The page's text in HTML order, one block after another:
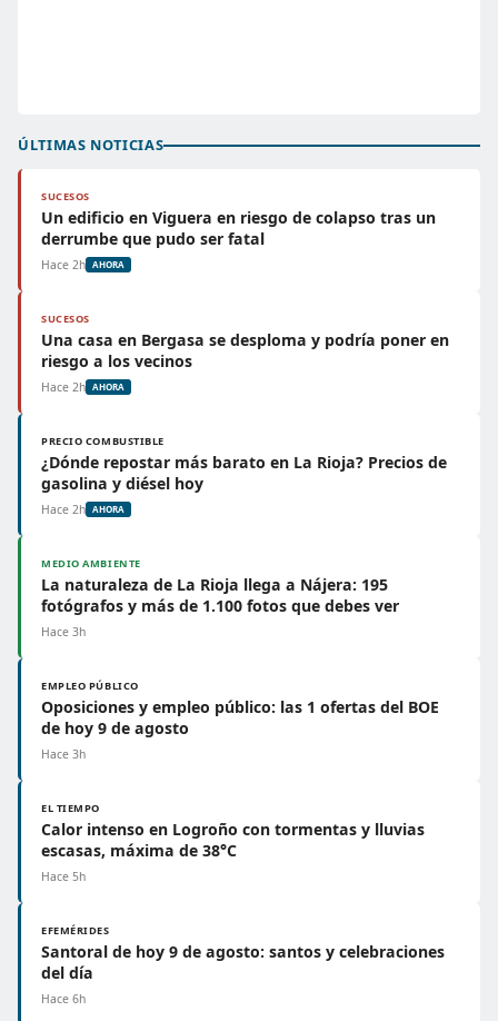
ÚLTIMAS NOTICIAS
SUCESOS
Un edificio en Viguera en riesgo de colapso tras un
derrumbe que pudo ser fatal
Hace 2h AHORA
SUCESOS
Una casa en Bergasa se desploma y podría poner en
riesgo a los vecinos
Hace 2h AHORA
PRECIO COMBUSTIBLE
¿Dónde repostar más barato en La Rioja? Precios de
gasolina y diésel hoy
Hace 2h AHORA
MEDIO AMBIENTE
La naturaleza de La Rioja llega a Nájera: 195
fotógrafos y más de 1.100 fotos que debes ver
Hace 3h
EMPLEO PÚBLICO
Oposiciones y empleo público: las 1 ofertas del BOE
de hoy 9 de agosto
Hace 3h
EL TIEMPO
Calor intenso en Logroño con tormentas y lluvias
escasas, máxima de 38°C
Hace 5h
EFEMÉRIDES
Santoral de hoy 9 de agosto: santos y celebraciones
del día
Hace 6h